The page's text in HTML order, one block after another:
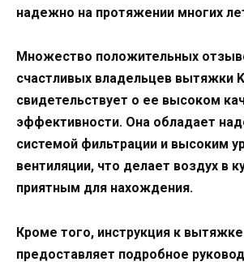
надежно на протяжении многих
Множество положительных
счастливых владельцев вытяжки
свидетельствует о ее высоком
эффективности. Она обладает
системой фильтрации и высоким
вентиляции, что делает воздух в
приятным для нахождения.
Кроме того, инструкция к
предоставляет подробное